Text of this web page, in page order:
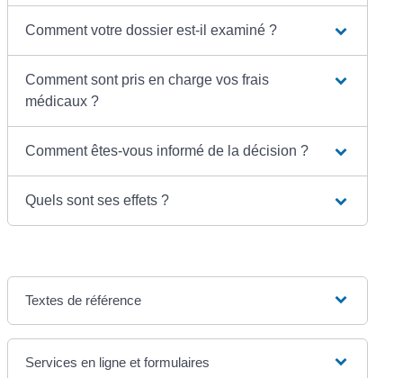
Comment votre dossier est-il examiné ?
Comment sont pris en charge vos frais
médicaux ?
Comment êtes-vous informé de la décision ?
Quels sont ses effets ?
Textes de référence
Services en ligne et formulaires